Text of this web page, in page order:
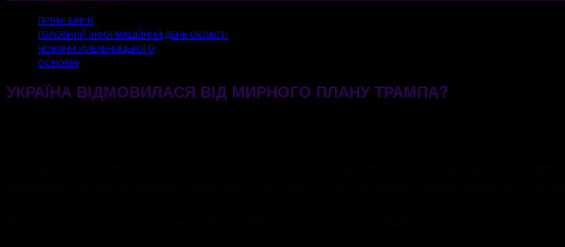
ПРЯМІ ЕФІРИ
ГОЛОВНИЙ ІНФОРМАЦІЙНИЙ ДЕНЬ ОБЛАСТІ
НОВИНИ ХМЕЛЬНИЦЬКОГО
ОСНОВНІ
УКРАЇНА ВІДМОВИЛАСЯ ВІД МИРНОГО ПЛАНУ ТРАМПА?